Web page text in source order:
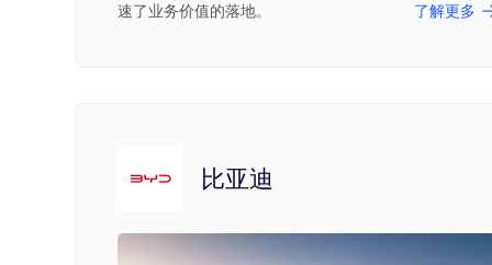
速了业务价值的落地。
了解更多
比亚迪